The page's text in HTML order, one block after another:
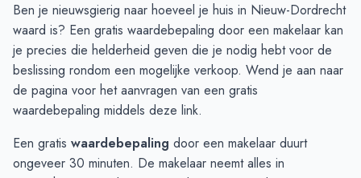
Maart
€ 446.500
€ 405.000
April
€ 430.777
€ 360.146
Mei
€ 410.833
€ 389.039
Juni
€ 361.642 € 370.846
Ben je nieuwsgierig naar hoeveel je huis in Nieuw-Dordrecht
waard is? Een gratis waardebepaling door een makelaar kan
je precies die helderheid geven die je nodig hebt voor de
beslissing rondom een mogelijke verkoop. Wend je aan naar
de pagina voor het aanvragen van een gratis
waardebepaling middels deze link.
Een gratis waardebepaling door een makelaar duurt
ongeveer 30 minuten. De makelaar neemt alles in